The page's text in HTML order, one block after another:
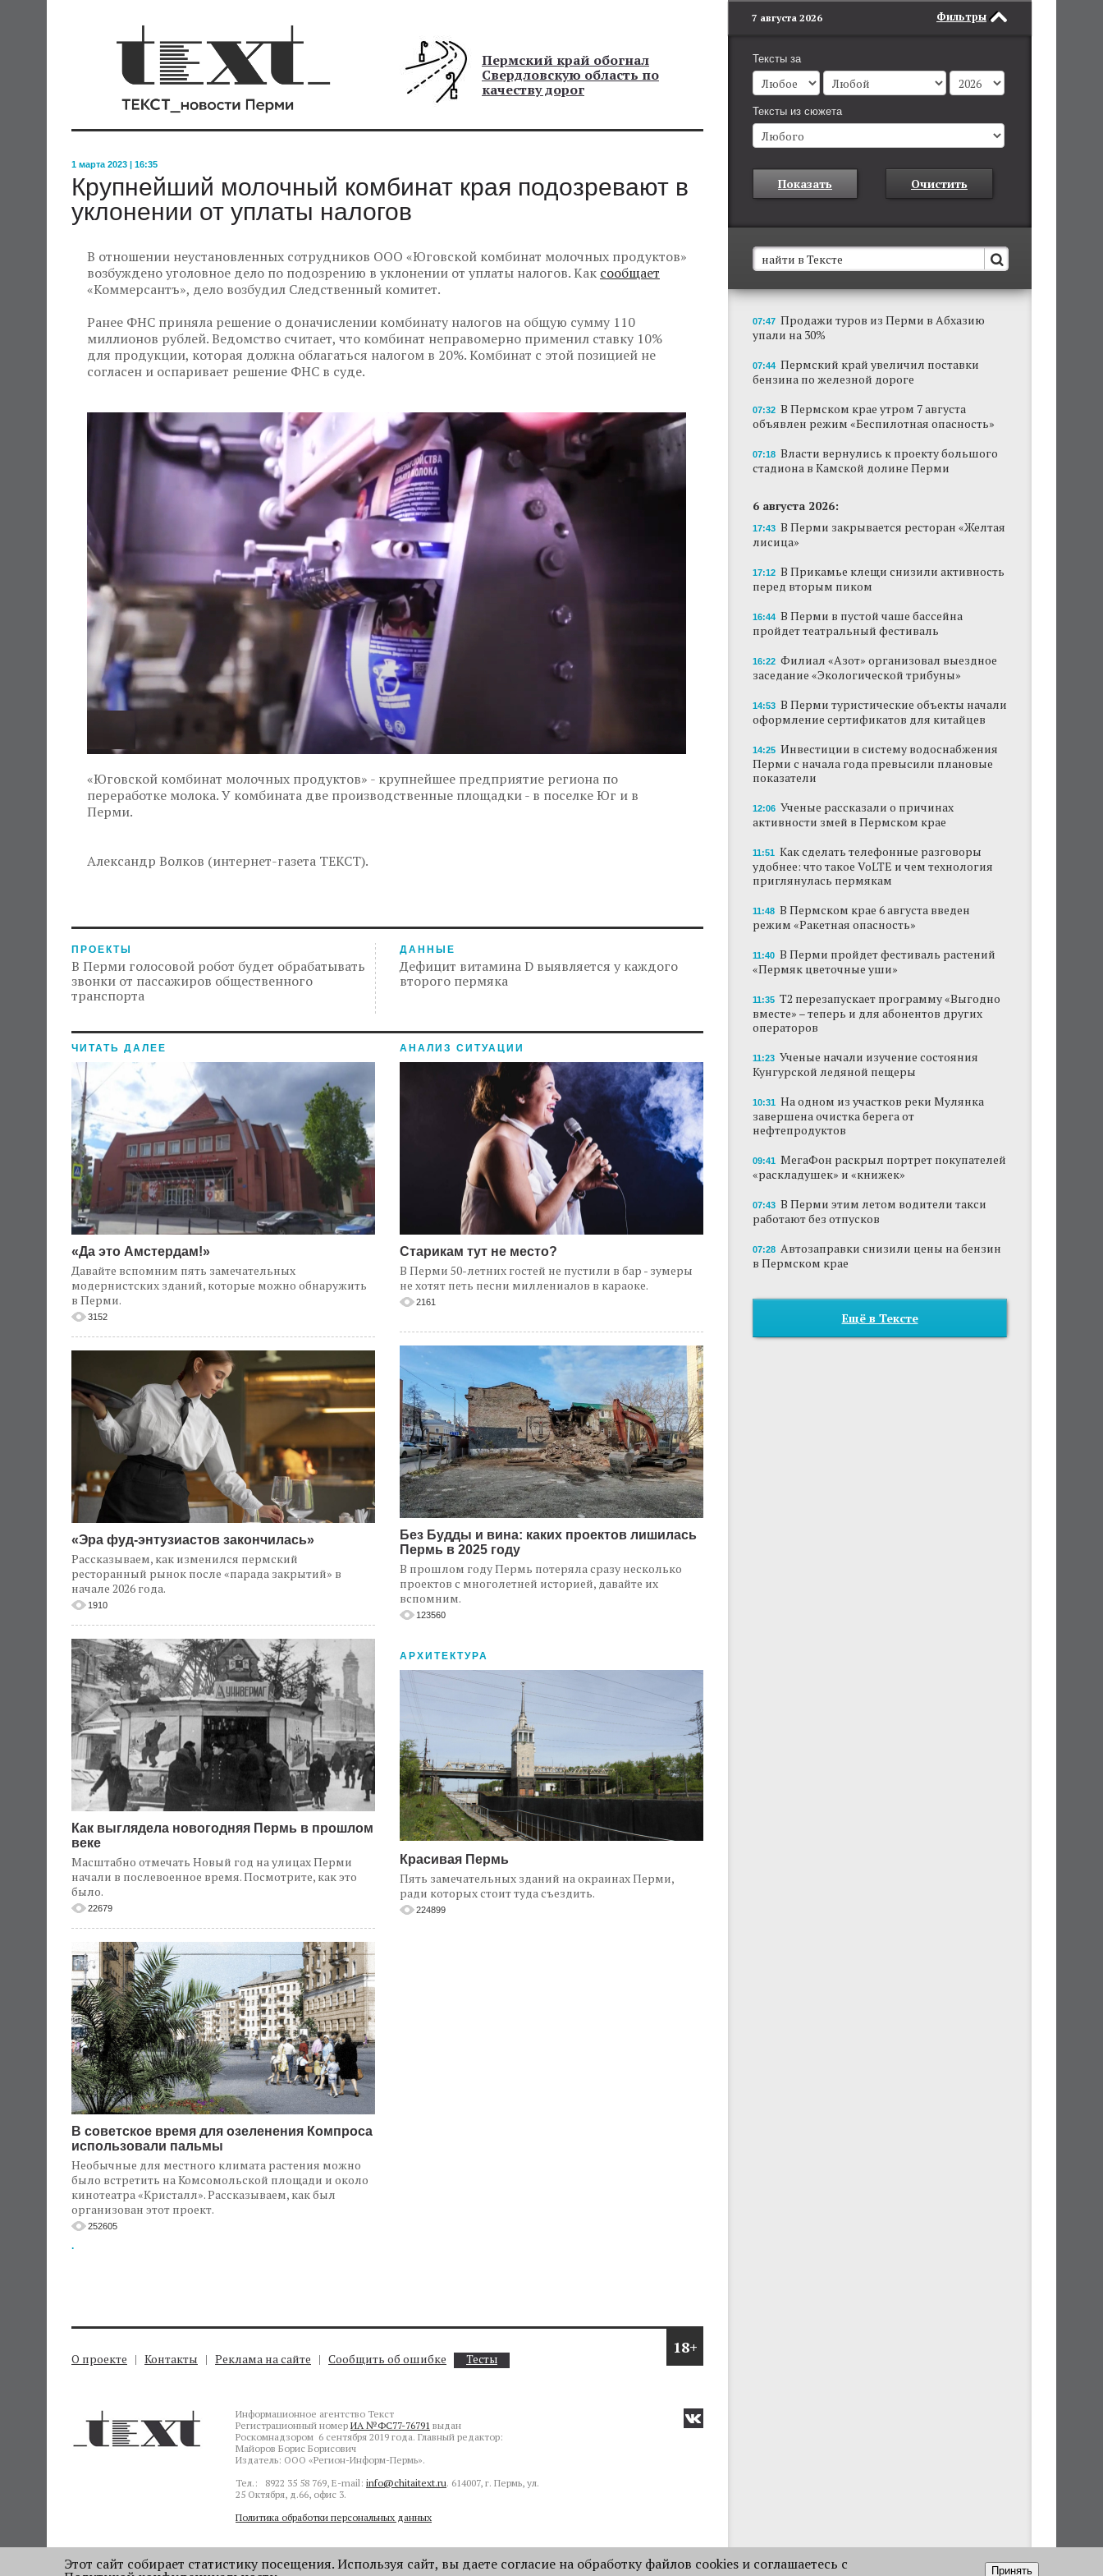
Пермский край обогнал
Свердловскую область по
качеству дорог
1 марта 2023 | 16:35
Крупнейший молочный комбинат края подозревают в
уклонении от уплаты налогов
В отношении неустановленных сотрудников ООО «Юговской комбинат молочных продуктов»
возбуждено уголовное дело по подозрению в уклонении от уплаты налогов. Как сообщает
«Коммерсантъ», дело возбудил Следственный комитет.
Ранее ФНС приняла решение о доначислении комбинату налогов на общую сумму 110
миллионов рублей. Ведомство считает, что комбинат неправомерно применил ставку 10%
для продукции, которая должна облагаться налогом в 20%. Комбинат с этой позицией не
согласен и оспаривает решение ФНС в суде.
«Юговской комбинат молочных продуктов» - крупнейшее предприятие региона по
переработке молока. У комбината две производственные площадки - в поселке Юг и в
Перми.
Александр Волков (интернет-газета ТЕКСТ).
ПРОЕКТЫ
В Перми голосовой робот будет обрабатывать
звонки от пассажиров общественного
транспорта
ДАННЫЕ
Дефицит витамина D выявляется у каждого
второго пермяка
ЧИТАТЬ ДАЛЕЕ
«Да это Амстердам!»
Давайте вспомним пять замечательных
модернистских зданий, которые можно обнаружить
в Перми.
3152
«Эра фуд-энтузиастов закончилась»
Рассказываем, как изменился пермский
ресторанный рынок после «парада закрытий» в
начале 2026 года.
1910
Как выглядела новогодняя Пермь в прошлом
веке
Масштабно отмечать Новый год на улицах Перми
начали в послевоенное время. Посмотрите, как это
было.
22679
В советское время для озеленения Компроса
использовали пальмы
Необычные для местного климата растения можно
было встретить на Комсомольской площади и около
кинотеатра «Кристалл». Рассказываем, как был
организован этот проект.
252605
.
АНАЛИЗ СИТУАЦИИ
Старикам тут не место?
В Перми 50-летних гостей не пустили в бар - зумеры
не хотят петь песни миллениалов в караоке.
2161
Без Будды и вина: каких проектов лишилась
Пермь в 2025 году
В прошлом году Пермь потеряла сразу несколько
проектов с многолетней историей, давайте их
вспомним.
123560
АРХИТЕКТУРА
Красивая Пермь
Пять замечательных зданий на окраинах Перми,
ради которых стоит туда съездить.
224899
18+
О проекте Контакты Реклама на сайте Сообщить об ошибке Тесты
Информационное агентство Текст
Регистрационный номер ИА №ФС77-76791 выдан
Роскомнадзором 6 сентября 2019 года. Главный редактор:
Майоров Борис Борисович
Издатель: ООО «Регион-Информ-Пермь».
Тел.: 8922 35 58 769, E-mail: info@chitaitext.ru. 614007, г. Пермь, ул.
25 Октября, д.66, офис 3.
Политика обработки персональных данных
Фильтры
7 августа 2026
Тексты за
Тексты из сюжета
Показать Очистить
В Пермском крае установят новые станции
обнаружения беспилотников
Они используются для обнаружения и
отслеживания БПЛА в воздухе.
Продажи туров из Перми в Абхазию упали
на 30%
стадиона в Камской долине Перми
лисица»
В Перми в пустой чаше бассейна пройдет
театральный фестиваль
В Перми туристические объекты начали
оформление сертификатов для китайцев
Ученые рассказали о причинах активности
змей в Пермском крае
Ученые начали изучение состояния
Кунгурской ледяной пещеры
07:47 Продажи туров из Перми в Абхазию
упали на 30%
07:44 Пермский край увеличил поставки
бензина по железной дороге
07:32 В Пермском крае утром 7 августа
объявлен режим «Беспилотная опасность»
07:18 Власти вернулись к проекту большого
стадиона в Камской долине Перми
6 августа 2026:
17:43 В Перми закрывается ресторан «Желтая
лисица»
17:12 В Прикамье клещи снизили активность
перед вторым пиком
16:44 В Перми в пустой чаше бассейна
пройдет театральный фестиваль
16:22 Филиал «Азот» организовал выездное
заседание «Экологической трибуны»
14:53 В Перми туристические объекты начали
оформление сертификатов для китайцев
14:25 Инвестиции в систему водоснабжения
Перми с начала года превысили плановые
показатели
12:06 Ученые рассказали о причинах
активности змей в Пермском крае
11:51 Как сделать телефонные разговоры
удобнее: что такое VoLTE и чем технология
приглянулась пермякам
11:48 В Пермском крае 6 августа введен
режим «Ракетная опасность»
11:40 В Перми пройдет фестиваль растений
«Пермяк цветочные уши»
11:35 Т2 перезапускает программу «Выгодно
вместе» – теперь и для абонентов других
операторов
11:23 Ученые начали изучение состояния
Кунгурской ледяной пещеры
10:31 На одном из участков реки Мулянка
завершена очистка берега от
нефтепродуктов
09:41 МегаФон раскрыл портрет покупателей
«раскладушек» и «книжек»
07:43 В Перми этим летом водители такси
работают без отпусков
07:28 Автозаправки снизили цены на бензин
в Пермском крае
Ещё в Тексте
Этот сайт собирает статистику посещения. Используя сайт, вы даете согласие на обработку файлов cookies и соглашаетесь с Принять